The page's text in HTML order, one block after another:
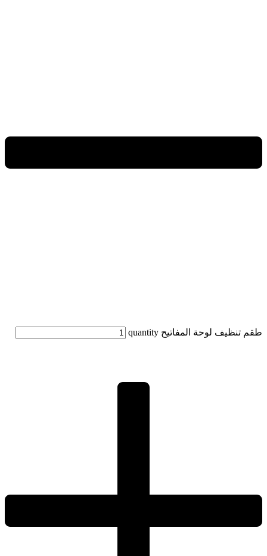
طقم تنظيف لوحة المفاتيح quantity